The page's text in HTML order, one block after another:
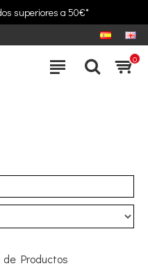
superiores a 50€*
0
Productos